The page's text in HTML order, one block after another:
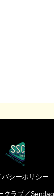
バシーポリシー
ラブ／